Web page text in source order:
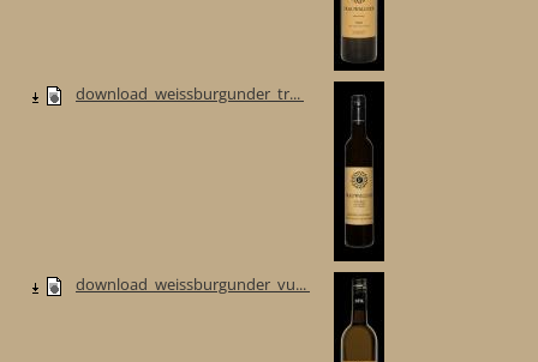
download_weissburgunder_tr...
download_weissburgunder_vu...